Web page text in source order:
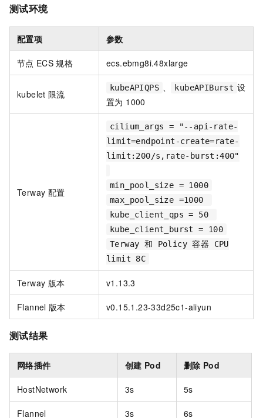
测试环境
配置项 参数
节点 ECS 规格 ecs.ebmg8i.48xlarge
kubelet 限流
kubeAPIQPS kubeAPIBurst 设
置为 1000
Terway 配置
cilium_args = "--api-rate-
limit=endpoint-create=rate-
limit:200/s,rate-burst:400"
min_pool_size = 1000
max_pool_size =1000
kube_client_qps = 50
kube_client_burst = 100
Terway 和 Policy 容器 CPU
limit 8C
Terway 版本 v1.13.3
Flannel 版本 v0.15.1.23-33d25c1-aliyun
测试结果
网络插件 创建 Pod 删除 Pod
HostNetwork 3s 5s
Flannel 3s 6s